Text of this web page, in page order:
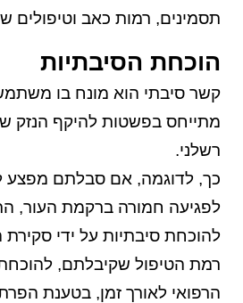
תסמינים, רמות כאב וטיפולים
הוכחת הסיבתיות
קשר סיבתי הוא מונח בו
מתייחס בפשטות להיקף הנזק
רשלני.
כך, לדוגמה, אם סבלתם
לפגיעה חמורה ברקמת העור,
להוכחת סיבתיות על ידי סקירת
רמת הטיפול שקיבלתם,
הרפואי לאורך זמן, בטענת